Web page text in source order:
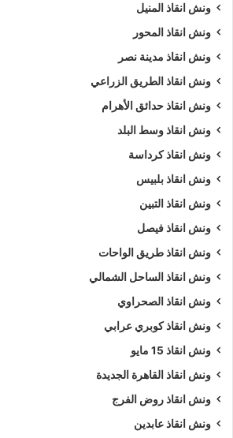
ونش انقاذ المنيل
ونش انقاذ المحور
ونش انقاذ مدينة نصر
ونش انقاذ الطريق الزراعي
ونش انقاذ حدائق الأهرام
ونش انقاذ وسط البلد
ونش انقاذ كرداسة
ونش انقاذ بلبيس
ونش انقاذ التبين
ونش انقاذ فيصل
ونش انقاذ طريق الواحات
ونش انقاذ الساحل الشمالي
ونش انقاذ الصحراوي
ونش انقاذ كوبري عرابي
ونش انقاذ 15 مايو
ونش انقاذ القاهرة الجديدة
ونش انقاذ روض الفرج
ونش انقاذ عابدين